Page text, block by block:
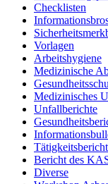
Checklisten
Vorlagen
Arbeitshygiene
Medizinische
Medizinisches
Unfallberichte
Bericht des
Diverse